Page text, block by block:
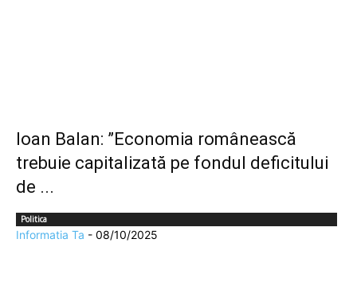
Ioan Balan: ”Economia românească
trebuie capitalizată pe fondul deficitului
de ...
Politica
Informatia Ta - 08/10/2025